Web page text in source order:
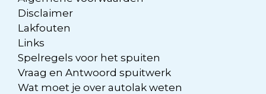
Disclaimer
Lakfouten
Links
Spelregels voor het spuiten
Vraag en Antwoord spuitwerk
Wat moet je over autolak weten